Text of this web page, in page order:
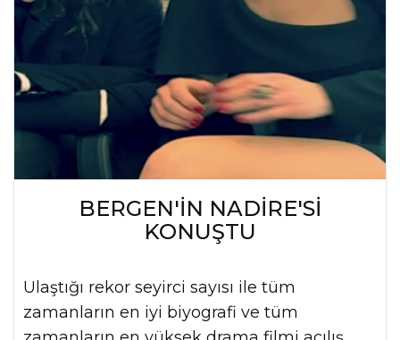
BERGEN'İN NADİRE'Sİ
KONUŞTU
Ulaştığı rekor seyirci sayısı ile tüm
zamanların en iyi biyografi ve tüm